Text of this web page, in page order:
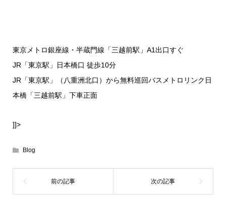
東京メトロ銀座線・半蔵門線「三越前駅」A1出口すぐ
JR「東京駅」日本橋口 徒歩10分
JR「東京駅」（八重洲北口）から無料巡回バスメトロリンク日
本橋「三越前駅」下車正面
]]>
Blog